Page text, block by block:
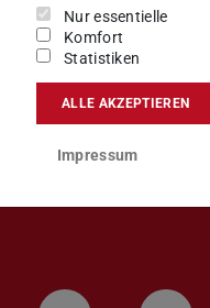
Nur essentielle
Komfort
Statistiken
ALLE AKZEPTIEREN
Impressum